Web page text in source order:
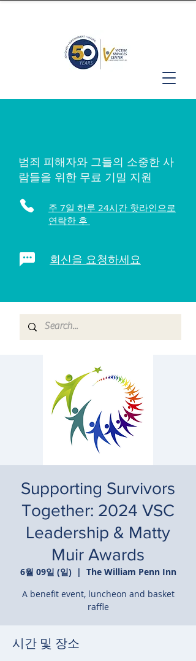
범죄 피해자와 그들의 소중한 사
람들을 위한 무료 기밀 지원
주 7일 하루 24시간 핫라인으로
연락한 후
회신을 요청하세요
Supporting Survivors
Together: 2024 VSC
Leadership & Matty
Muir Awards
6월 09일 (일)
  |
The William Penn Inn
A benefit event, luncheon and basket
raffle
시간 및 장소